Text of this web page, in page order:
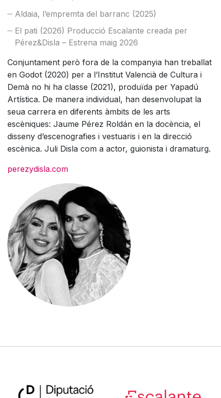
Aldaia, l’empremta del barranc (2025)
El pati (2026) Producció Escalante creada per
Pérez&Disla – Estrena maig 2026
Conjuntament però fora de la companyia han treballat
en Godot (2020) per a l’Institut Valencià de Cultura i
Demà no hi ha classe (2021), produïda per Yapadú
Artística. De manera individual, han desenvolupat la
seua carrera en diferents àmbits de les arts
escèniques: Jaume Pérez Roldán en la docència, el
disseny d’escenografies i vestuaris i en la direcció
escènica. Juli Disla com a actor, guionista i dramaturg.
perezydisla.com